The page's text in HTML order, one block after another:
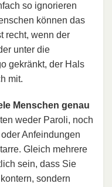
so ignorieren
können das
recht, wenn der
unter die
gekränkt, der Hals
mit.
Menschen genau
weder Paroli, noch
Anfeindungen
Gleich mehrere
sein, dass Sie
sondern